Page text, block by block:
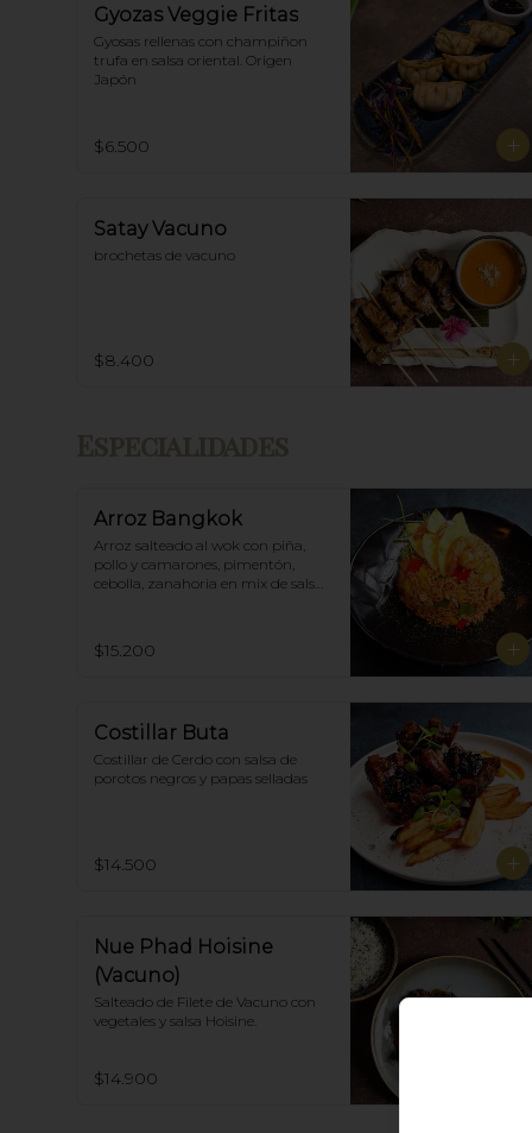
Gyozas Veggie Fritas
Gyosas rellenas con champiñon
trufa en salsa oriental. Origen
Japón
$6.500
Satay Vacuno
brochetas de vacuno
$8.400
Arroz Bangkok
Arroz salteado al wok con piña,
pollo y camarones, pimentón,
cebolla, zanahoria en mix de salsa
$15.200
Costillar Buta
Costillar de Cerdo con salsa de
porotos negros y papas selladas
$14.500
Nue Phad Hoisine
(Vacuno)
Salteado de Filete de Vacuno con
vegetales y salsa Hoisine.
$14.900